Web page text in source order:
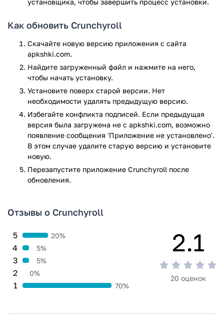
Пробный период Crunchyroll
Премиум
Если вы хотите наслаждаться всеми преимуществами
Crunchyroll Премиум, вы можете воспользоваться пробным
периодом в 14 дней. В течение этого времени вы сможете
оценить все возможности и решить, стоит ли вам
оформить подписку.
В целом, приложение Crunchyroll для Андроид предлагает
широкий выбор аниме, удобный интерфейс и возможность
смотреть сериалы без рекламы. Если вы являетесь
фанатом аниме или просто хотите попробовать что-то
новое, это приложение стоит вашего внимания.
Приложение Crunchyroll прошло проверку антивирусом
VirusTotal. В результате проверки по всем последним
установщика, чтобы завершить процесс установки.
Как обновить Crunchyroll
Скачайте новую версию приложения с сайта
apkshki.com.
Найдите загруженный файл и нажмите на него,
чтобы начать установку.
Установите поверх старой версии. Нет
необходимости удалять предыдущую версию.
Избегайте конфликта подписей. Если предыдущая
версия была загружена не с apkshki.com, возможно
появление сообщения 'Приложение не установлено'.
В этом случае удалите старую версию и установите
новую.
Перезапустите приложениe Crunchyroll после
обновления.
Отзывы о Crunchyroll
1 70%
2 0%
3 5%
4 5%
5 20% 2.1
20 оценок